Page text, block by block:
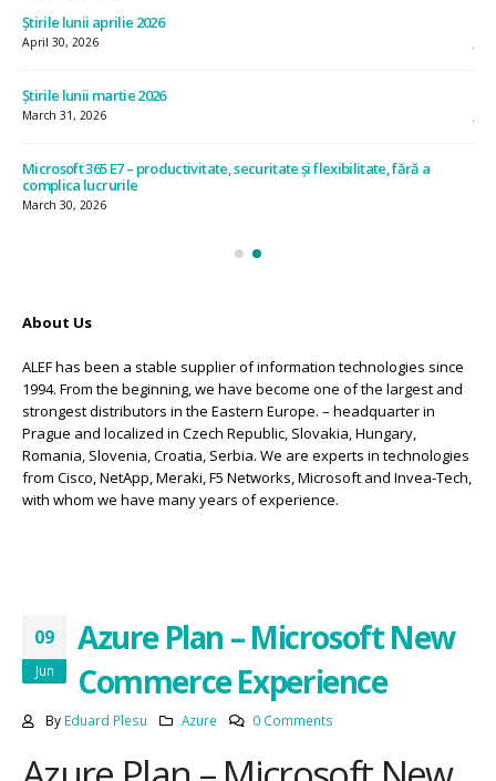
09
Jun
Azure Plan – Microsoft New
Commerce Experience
By Eduard Plesu Azure 0 Comments
Știrile lunii aprilie 2026
April 30, 2026
Știrile lunii martie 2026
March 31, 2026
Microsoft 365 E7 – productivitate, securitate și flexibilitate, fără a
complica lucrurile
March 30, 2026
About Us
ALEF has been a stable supplier of information technologies since
1994. From the beginning, we have become one of the largest and
strongest distributors in the Eastern Europe. – headquarter in
Prague and localized in Czech Republic, Slovakia, Hungary,
Romania, Slovenia, Croatia, Serbia. We are experts in technologies
from Cisco, NetApp, Meraki, F5 Networks, Microsoft and Invea-Tech,
with whom we have many years of experience.